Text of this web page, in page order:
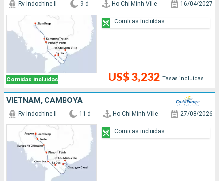
Comidas incluidas
Rv Indochine II 9 d Ho Chi Minh-Ville 16/04/2027
US$ 3,232 Tasas incluidas
Comidas incluidas
VIETNAM, CAMBOYA
Rv Indochine II 11 d Ho Chi Minh-Ville 27/08/2026
Comidas incluidas